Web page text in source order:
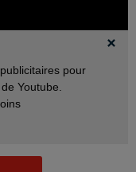
pour
Youtube.